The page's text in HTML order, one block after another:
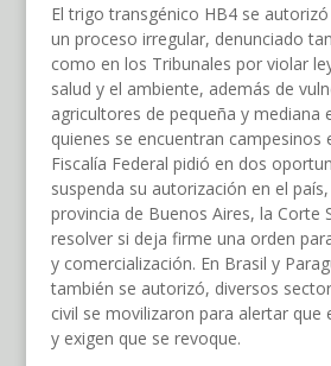
El trigo transgénico HB4 se
un proceso irregular, denunciado
como en los Tribunales por violar
salud y el ambiente, además de
agricultores de pequeña y mediana
quienes se encuentran campesinos
Fiscalía Federal pidió en dos
suspenda su autorización en el
provincia de Buenos Aires, la Corte
resolver si deja firme una orden
y comercialización. En Brasil y
también se autorizó, diversos
civil se movilizaron para alertar que
y exigen que se revoque.